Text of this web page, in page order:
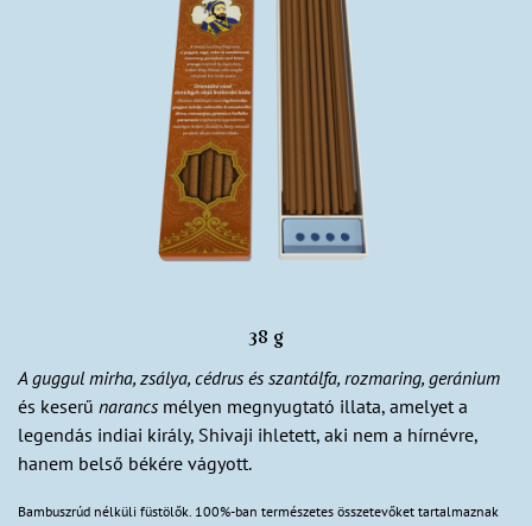
38 g
A guggul mirha, zsálya, cédrus és szantálfa, rozmaring, geránium
és keserű narancs mélyen megnyugtató illata, amelyet a
legendás indiai király, Shivaji ihletett, aki nem a hírnévre,
hanem belső békére vágyott.
Bambuszrúd nélküli füstölők. 100%-ban természetes összetevőket tartalmaznak